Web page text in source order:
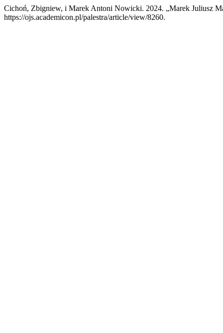
Cichoń, Zbigniew, i Marek Antoni Nowicki. 2024. „Marek Juliusz
https://ojs.academicon.pl/palestra/article/view/8260.